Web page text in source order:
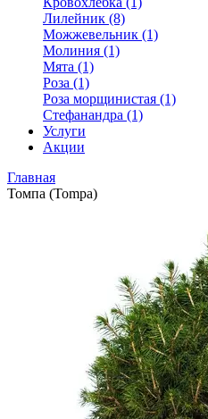
Лилейник (8)
Можжевельник (1)
Молиния (1)
Мята (1)
Роза (1)
Роза морщинистая (1)
Стефанандра (1)
Услуги
Акции
Главная
Томпа (Tompa)